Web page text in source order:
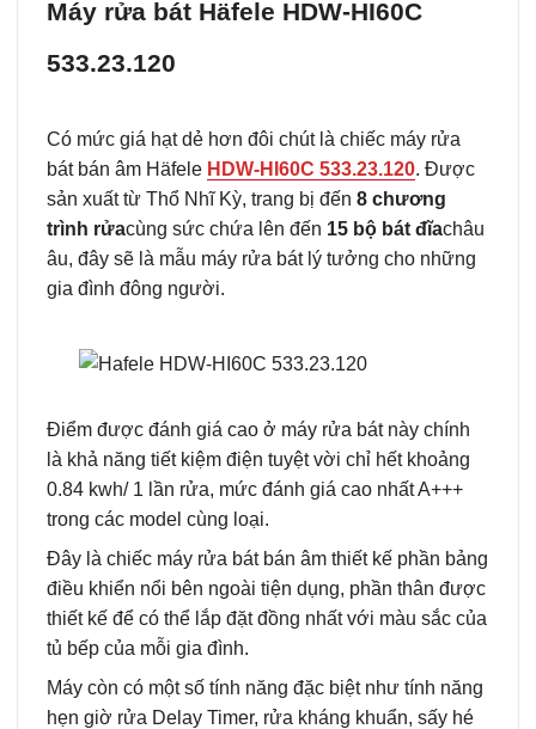
Máy rửa bát Häfele HDW-HI60C
533.23.120
Có mức giá hạt dẻ hơn đôi chút là chiếc máy rửa
bát bán âm Häfele HDW-HI60C 533.23.120. Được
sản xuất từ Thổ Nhĩ Kỳ, trang bị đến 8 chương
trình rửacùng sức chứa lên đến 15 bộ bát đĩachâu
âu, đây sẽ là mẫu máy rửa bát lý tưởng cho những
gia đình đông người.
Điểm được đánh giá cao ở máy rửa bát này chính
là khả năng tiết kiệm điện tuyệt vời chỉ hết khoảng
0.84 kwh/ 1 lần rửa, mức đánh giá cao nhất A+++
trong các model cùng loại.
Đây là chiếc máy rửa bát bán âm thiết kế phần bảng
điều khiển nổi bên ngoài tiện dụng, phần thân được
thiết kế để có thể lắp đặt đồng nhất với màu sắc của
tủ bếp của mỗi gia đình.
Máy còn có một số tính năng đặc biệt như tính năng
hẹn giờ rửa Delay Timer, rửa kháng khuẩn, sấy hé